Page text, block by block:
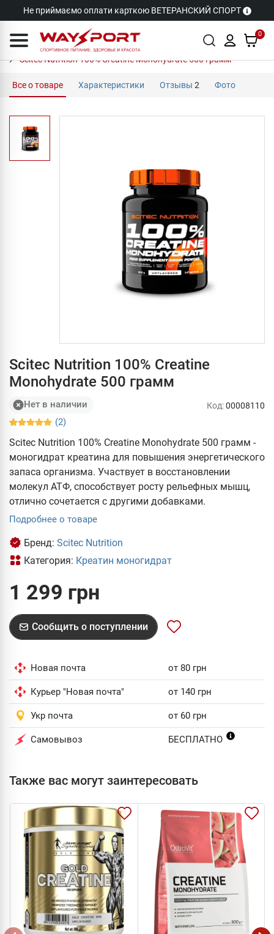
Не приймаємо оплати карткою ВЕТЕРАНСКИЙ СПОРТ
0
Scitec Nutrition 100% Creatine Monohydrate 500 грамм
Все о товаре Характеристики Отзывы 2 Фото
Scitec Nutrition 100% Creatine
Monohydrate 500 грамм
Нет в наличии
(2)
Код:00008110
Scitec Nutrition 100% Creatine Monohydrate 500 грамм -
моногидрат креатина для повышения энергетического
запаса организма. Участвует в восстановлении
молекул АТФ, способствует росту рельефных мышц,
отлично сочетается с другими добавками.
Подробнее о товаре
Бренд: Scitec Nutrition
Категория: Креатин моногидрат
1 299 грн
Сообщить о поступлении
Новая почта от 80 грн
Курьер "Новая почта" от 140 грн
Укр почта от 60 грн
Самовывоз БЕСПЛАТНО
Также вас могут заинтересовать